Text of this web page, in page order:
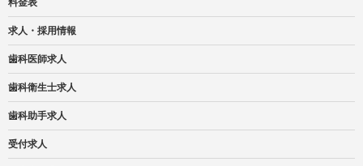
料金表
求人・採用情報
歯科医師求人
歯科衛生士求人
歯科助手求人
受付求人